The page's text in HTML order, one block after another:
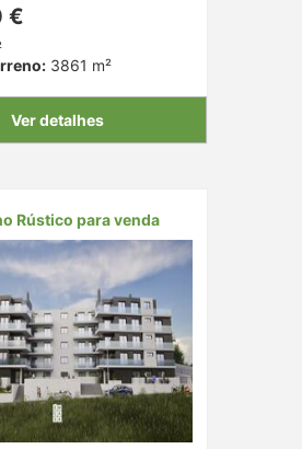
€
3861 m²
Ver detalhes
Rústico para venda